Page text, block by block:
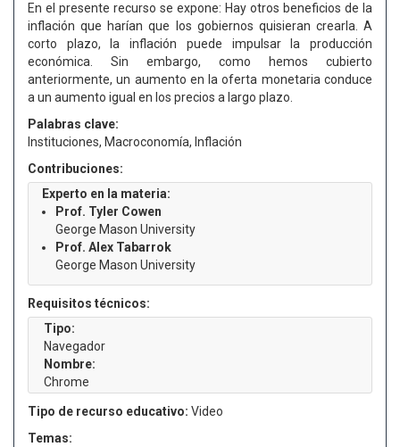
En el presente recurso se expone: Hay otros beneficios de la
inflación que harían que los gobiernos quisieran crearla. A
corto plazo, la inflación puede impulsar la producción
económica. Sin embargo, como hemos cubierto
anteriormente, un aumento en la oferta monetaria conduce
a un aumento igual en los precios a largo plazo.
Palabras clave:
Instituciones, Macroconomía, Inflación
Contribuciones:
Experto en la materia:
Prof. Tyler Cowen
George Mason University
Prof. Alex Tabarrok
George Mason University
Requisitos técnicos:
Tipo:
Navegador
Nombre:
Chrome
Tipo de recurso educativo: Video
Temas: